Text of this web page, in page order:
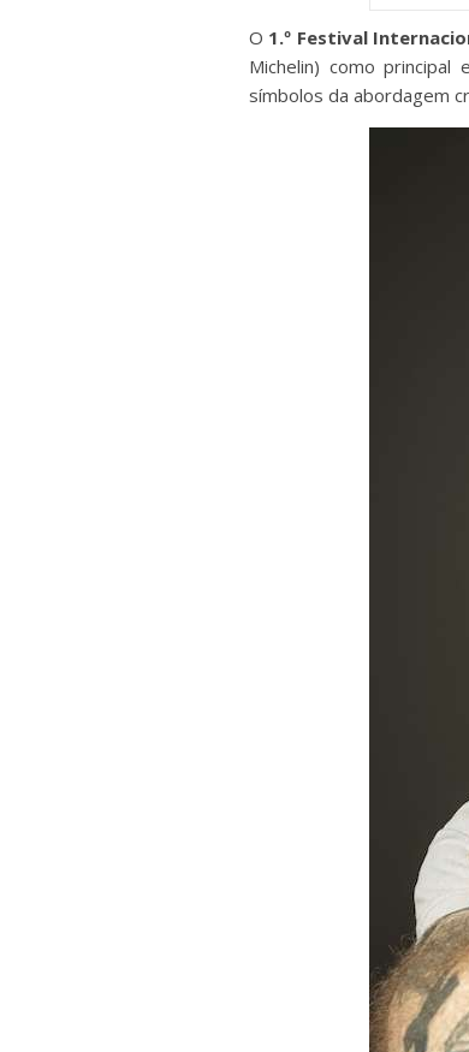
O 1.º Festival
Michelin) como
símbolos da abordagem